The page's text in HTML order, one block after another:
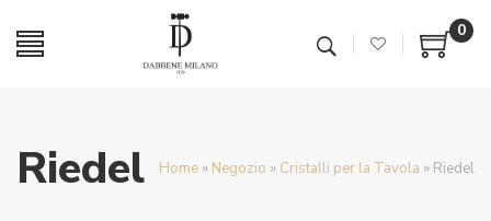
0
Riedel Home » Negozio » Cristalli per la Tavola » Riedel